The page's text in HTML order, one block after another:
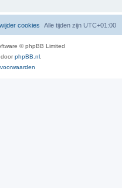
Alle tijden zijn UTC+01:00
cookies
© phpBB Limited
doorphpBB.nl